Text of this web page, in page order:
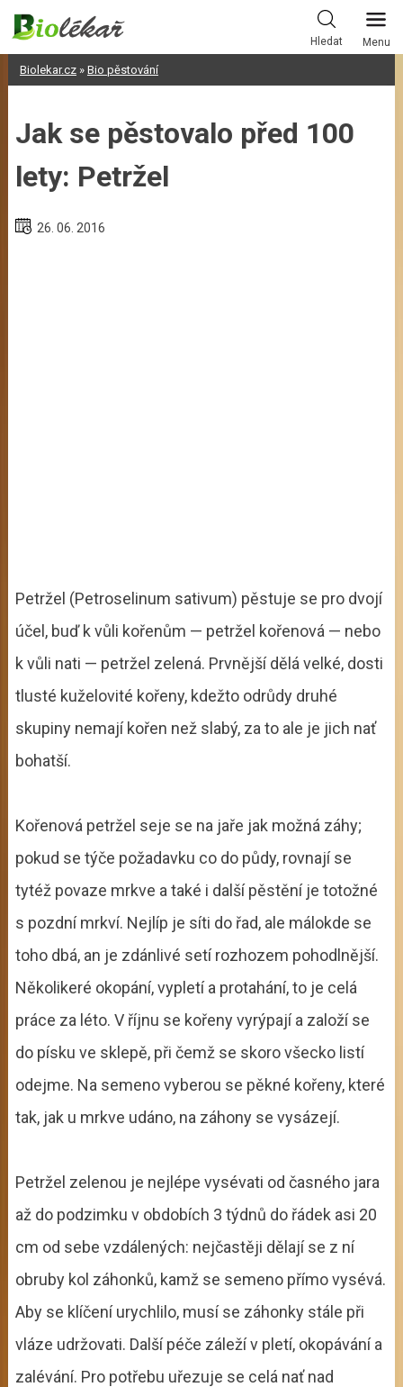
Skip
content
Hledat Menu
Biolekar.cz» Bio pěstování
Jak se pěstovalo před 100
lety: Petržel
26. 06. 2016
Petržel (Petroselinum sativum) pěstuje se pro dvojí
účel, buď k vůli kořenům — petržel kořenová — nebo
k vůli nati — petržel zelená. Prvnější dělá velké, dosti
tlusté kuželovité kořeny, kdežto odrůdy druhé
skupiny nemají kořen než slabý, za to ale je jich nať
bohatší.
Kořenová petržel seje se na jaře jak možná záhy;
pokud se týče požadavku co do půdy, rovnají se
tytéž povaze mrkve a také i další pěstění je totožné
s pozdní mrkví. Nejlíp je síti do řad, ale málokde se
toho dbá, an je zdánlivé setí rozhozem pohodlnější.
Několikeré okopání, vypletí a protahání, to je celá
práce za léto. V říjnu se kořeny vyrýpají a založí se
do písku ve sklepě, při čemž se skoro všecko listí
odejme. Na semeno vyberou se pěkné kořeny, které
tak, jak u mrkve udáno, na záhony se vysázejí.
Petržel zelenou je nejlépe vysévati od časného jara
až do podzimku v obdobích 3 týdnů do řádek asi 20
cm od sebe vzdálených: nejčastěji dělají se z ní
obruby kol záhonků, kamž se semeno přímo vysévá.
Aby se klíčení urychlilo, musí se záhonky stále při
vláze udržovati. Další péče záleží v pletí, okopávání a
zalévání. Pro potřebu uřezuje se celá nať nad